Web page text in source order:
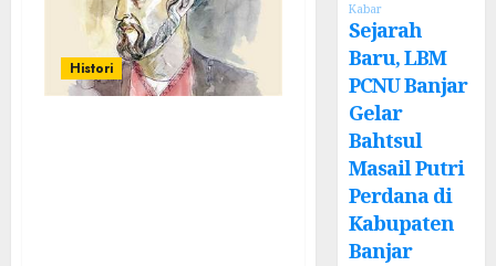
Histori
Kabar
Sejarah
Baru, LBM
PCNU Banjar
Gelar
Bahtsul
Masail Putri
Perdana di
Kabupaten
Banjar